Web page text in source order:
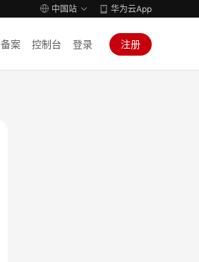
中国站 华为云App
备案 控制台 登录 注册